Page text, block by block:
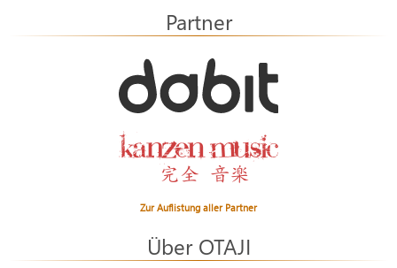
Partner
Zur Auflistung aller Partner
Über OTAJI